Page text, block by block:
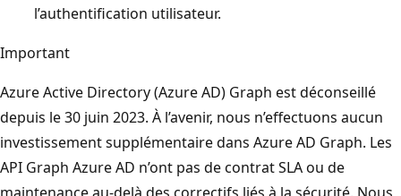
l’authentification utilisateur.
Important
Azure Active Directory (Azure AD) Graph est déconseillé
depuis le 30 juin 2023. À l’avenir, nous n’effectuons aucun
investissement supplémentaire dans Azure AD Graph. Les
API Graph Azure AD n’ont pas de contrat SLA ou de
maintenance au-delà des correctifs liés à la sécurité. Nous